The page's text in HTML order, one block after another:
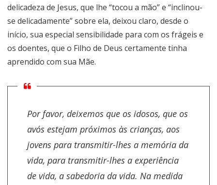
delicadeza de Jesus, que lhe “tocou a mão” e “inclinou-
se delicadamente” sobre ela, deixou claro, desde o
início, sua especial sensibilidade para com os frágeis e
os doentes, que o Filho de Deus certamente tinha
aprendido com sua Mãe.
Por favor, deixemos que os idosos, que os
avós estejam próximos às crianças, aos
jovens para transmitir-lhes a memória da
vida, para transmitir-lhes a experiência
de vida, a sabedoria da vida. Na medida